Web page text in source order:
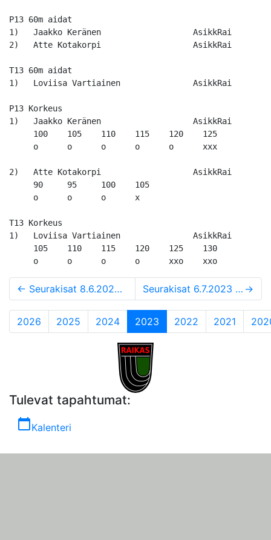
P13 60m aidat
1)   Jaakko Keränen
2)   Atte Kotakorpi
T13 60m aidat
1)   Loviisa Vartiainen
P13 Korkeus
1)   Jaakko Keränen
     100    105    110    115    120    125
     o      o      o      o      o      xxx
2)   Atte Kotakorpi
     90     95     100    105
     o      o      o      x
T13 Korkeus
1)   Loviisa Vartiainen
     105    110    115    120    125    130
     o      o      o      o      xxo    xxo
← Seurakisat 8.6.2023 tulokset Seurakisat 6.7.2023 tulokset: 200m-400m, rengas tai kuula →
2026 2025 2024 2023 (current)
2022 2021
Tulevat tapahtumat:
calendar_todayKalenteri